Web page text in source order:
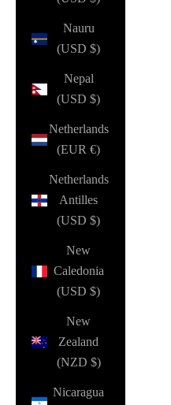
Nauru
(USD $)
Nepal
(USD $)
Netherlands
(EUR €)
Netherlands
Antilles
(USD $)
New
Caledonia
(USD $)
New
Zealand
(NZD $)
Nicaragua